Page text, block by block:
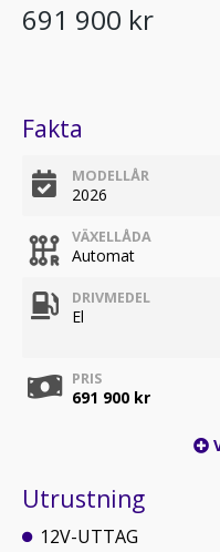
691 900 kr
Fakta
MODELLÅR
2026
VÄXELLÅDA
Automat
DRIVMEDEL
El
PRIS
691 900 kr
Utrustning
12V-UTTAG